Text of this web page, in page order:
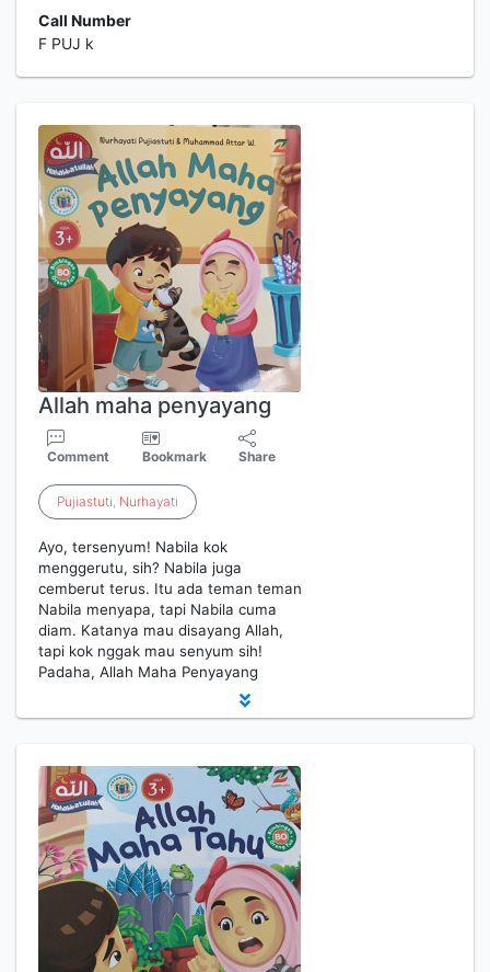
Call Number
F PUJ k
Allah maha penyayang
Comment Bookmark Share
Pujiastuti, Nurhayati
Ayo, tersenyum! Nabila kok
menggerutu, sih? Nabila juga
cemberut terus. Itu ada teman teman
Nabila menyapa, tapi Nabila cuma
diam. Katanya mau disayang Allah,
tapi kok nggak mau senyum sih!
Padaha, Allah Maha Penyayang